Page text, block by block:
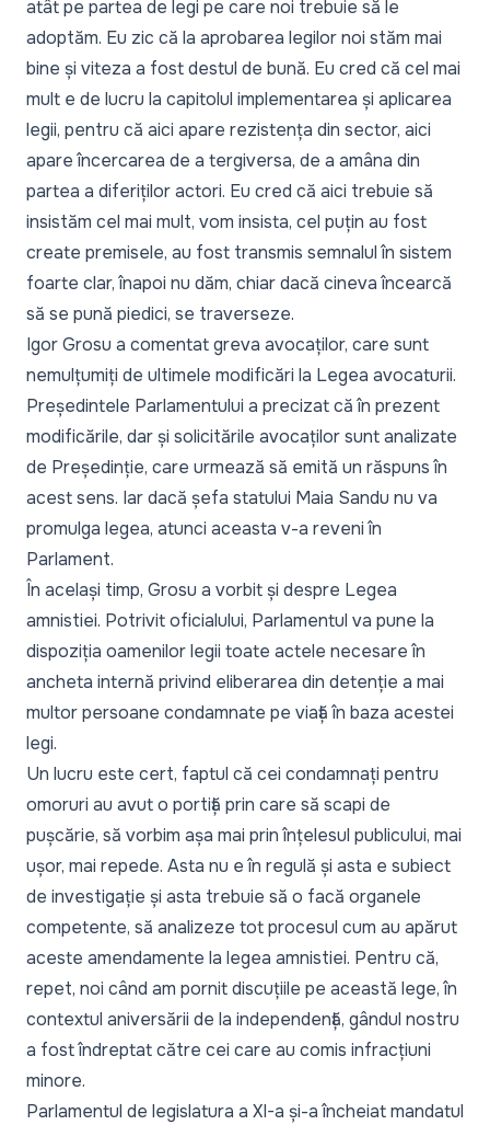
atât pe partea de legi pe care noi trebuie să le
adoptăm. Eu zic că la aprobarea legilor noi stăm mai
bine și viteza a fost destul de bună. Eu cred că cel mai
mult e de lucru la capitolul implementarea și aplicarea
legii, pentru că aici apare rezistența din sector, aici
apare încercarea de a tergiversa, de a amâna din
partea a diferiților actori. Eu cred că aici trebuie să
insistăm cel mai mult, vom insista, cel puțin au fost
create premisele, au fost transmis semnalul în sistem
foarte clar, înapoi nu dăm, chiar dacă cineva încearcă
să se pună piedici, se traverseze.
Igor Grosu a comentatgreva avocaților, care sunt
nemulțumiți de ultimele modificări la Legea avocaturii.
Președintele Parlamentului a precizat că în prezent
modificările, dar și solicitările avocaților sunt analizate
de Președinție, care urmează să emită un răspuns în
acest sens. Iar dacă șefa statului Maia Sandu nu va
promulga legea, atunci aceasta v-a reveni în
Parlament.
În același timp, Grosu a vorbit și despre Legea
amnistiei. Potrivit oficialului, Parlamentul va pune la
dispoziția oamenilor legii toate actele necesare în
ancheta internă privind eliberarea din detenție a mai
multor persoane condamnate pe viață în baza acestei
legi.
Un lucru este cert, faptul că cei condamnați pentru
omoruri au avut o portiță prin care să scapi de
pușcărie, să vorbim așa mai prin înțelesul publicului, mai
ușor, mai repede. Asta nu e în regulă și asta e subiect
de investigație și asta trebuie să o facă organele
competente, să analizeze tot procesul cum au apărut
aceste amendamente la legea amnistiei. Pentru că,
repet, noi când am pornit discuțiile pe această lege, în
contextul aniversării de la independență, gândul nostru
a fost îndreptat către cei care au comis infracțiuni
minore.
Parlamentul de legislatura a XI-a și-a încheiat mandatul